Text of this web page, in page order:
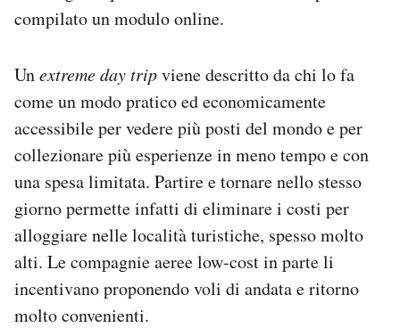
compilato un modulo online.
Unextreme day tripviene descritto da chi lo fa
come un modo pratico ed economicamente
accessibile per vedere più posti del mondo e per
collezionare più esperienze in meno tempo e con
una spesa limitata. Partire e tornare nello stesso
giorno permette infatti di eliminare i costi per
alloggiare nelle località turistiche, spesso molto
alti. Le compagnie aeree low-cost in parte li
incentivano proponendo voli di andata e ritorno
molto convenienti.